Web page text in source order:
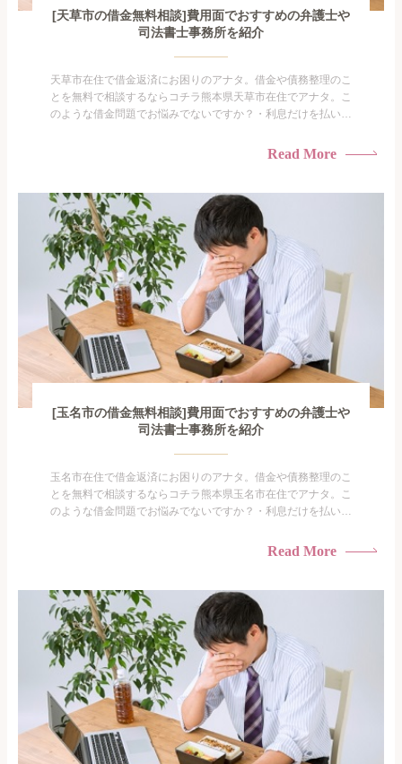
[天草市の借金無料相談]費用面でおすすめの弁護士や
司法書士事務所を紹介
天草市在住で借金返済にお困りのアナタ。借金や債務整理のこ
とを無料で相談するならコチラ熊本県天草市在住でアナタ。こ
のような借金問題でお悩みでないですか？・利息だけを払い続
られたくない・借金の催促、取り立てで憂鬱になる。・闇金に
がありま...
Read More
[玉名市の借金無料相談]費用面でおすすめの弁護士や
司法書士事務所を紹介
玉名市在住で借金返済にお困りのアナタ。借金や債務整理のこ
とを無料で相談するならコチラ熊本県玉名市在住でアナタ。こ
のような借金問題でお悩みでないですか？・利息だけを払い続
られたくない・借金の催促、取り立てで憂鬱になる。・闇金に
がありま...
Read More